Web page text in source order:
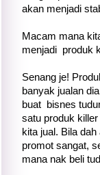
akan menjadi
Macam mana
menjadi produk
Senang je!
banyak jualan
buat bisnes
satu produk
kita jual. Bila
promot sangat,
mana nak beli